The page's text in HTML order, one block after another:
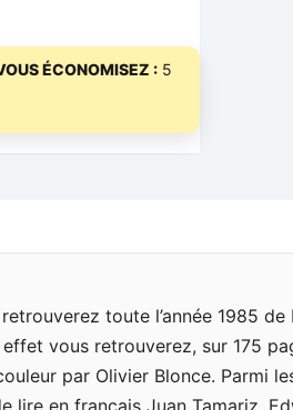
ÉCONOMISEZ : 5
toute l’année 1985 de
vous retrouverez, sur 175
par Olivier Blonce. Parmi